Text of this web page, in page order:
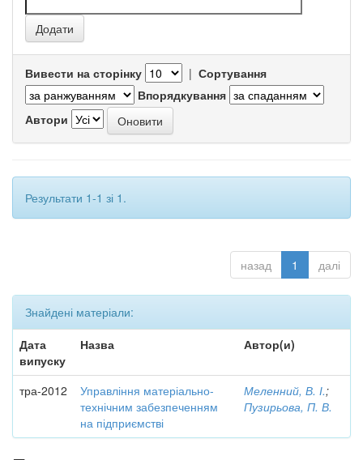
Вивести на сторінку | Сортування
Впорядкування
Автори
Результати 1-1 зі 1.
назад 1 далі
Знайдені матеріали:
Дата
випуску
Назва Автор(и)
тра-2012
Управління матеріально-
технічним забезпеченням
на підприємстві
Меленний, В. І.;
Пузирьова, П. В.